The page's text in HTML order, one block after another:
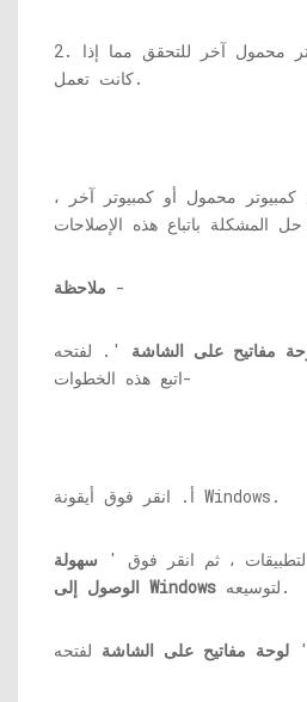
2. جرب لوحة المفاتيح مع أي كمبيوتر / كمبيوتر محمول آخر للتحقق مما إذا
كانت تعمل.
محمول أو كمبيوتر آخر ،
ملاحظة -
مفاتيح على الشاشة '. لفتحه
اتبع هذه الخطوات-
أ. انقر فوق أيقونة Windows.
، ثم انقر فوق ' سهولة
الوصول إلى Windows
لتوسيعه.
' لوحة مفاتيح على الشاشة